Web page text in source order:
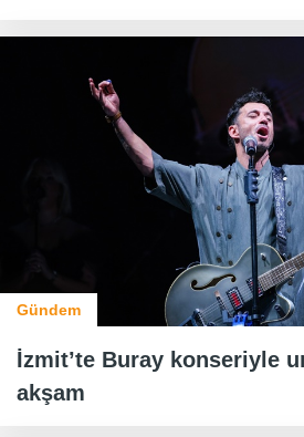
Gündem
İzmit’te Buray konseriyle
akşam